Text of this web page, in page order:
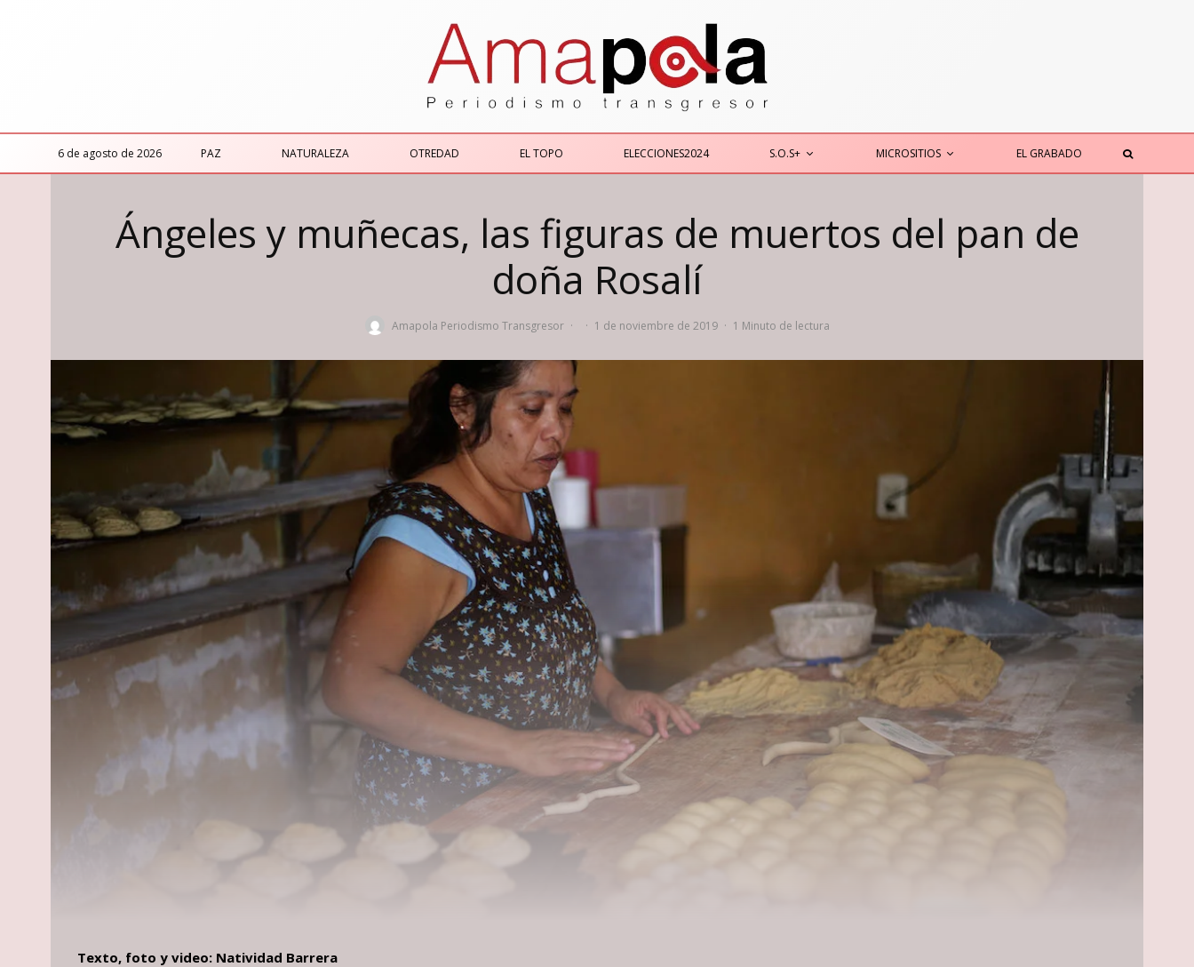
6 de agosto de 2026 PAZ NATURALEZA OTREDAD EL TOPO ELECCIONES2024 S.O.S+ MICROSITIOS EL GRABADO
Ángeles y muñecas, las figuras de muertos del pan de
doña Rosalí
Amapola Periodismo Transgresor · · 1 de noviembre de 2019 · 1 Minuto de lectura
Texto, foto y video: Natividad Barrera